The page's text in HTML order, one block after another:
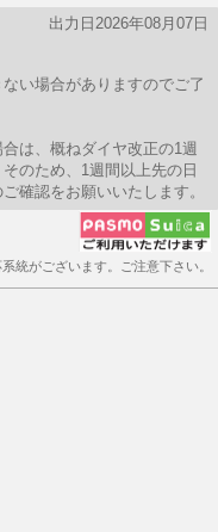
出力日2026年08月07日
い場合がありますのでご了
は、概ねダイヤ改正の1週
のため、1週間以上先の日
確認をお願いいたします。
統がございます。ご注意下さい。